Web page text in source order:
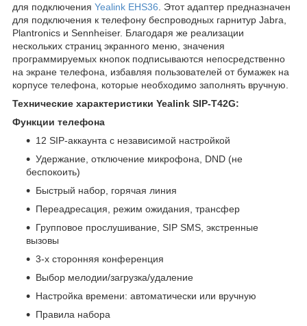
для подключения Yealink EHS36 . Этот адаптер предназначен
для подключения к телефону беспроводных гарнитур Jabra,
Plantronics и Sennheiser. Благодаря же реализации
нескольких страниц экранного меню, значения
программируемых кнопок подписываются непосредственно
на экране телефона, избавляя пользователей от бумажек на
корпусе телефона, которые необходимо заполнять вручную.
Технические характеристики Yealink SIP-T42G:
Функции телефона
12 SIP-аккаунта с независимой настройкой
Удержание, отключение микрофона, DND (не
беспокоить)
Быстрый набор, горячая линия
Переадресация, режим ожидания, трансфер
Групповое прослушивание, SIP SMS, экстренные
вызовы
3-х сторонняя конференция
Выбор мелодии/загрузка/удаление
Настройка времени: автоматически или вручную
Правила набора